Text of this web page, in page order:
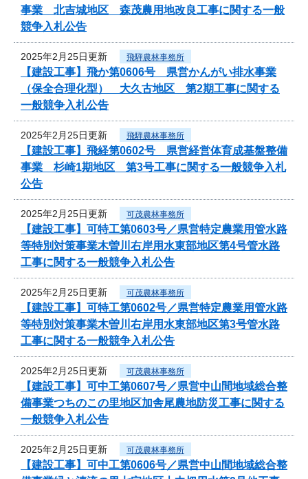
事業 北吉城地区 森茂農用地改良工事に関する一般
競争入札公告
2025年2月25日更新 飛騨農林事務所
【建設工事】飛か第0606号 県営かんがい排水事業
（保全合理化型） 大久古地区 第2期工事に関する
一般競争入札公告
2025年2月25日更新 飛騨農林事務所
【建設工事】飛経第0602号 県営経営体育成基盤整備
事業 杉崎1期地区 第3号工事に関する一般競争入札
公告
2025年2月25日更新 可茂農林事務所
【建設工事】可特工第0603号／県営特定農業用管水路
等特別対策事業木曽川右岸用水東部地区第4号管水路
工事に関する一般競争入札公告
2025年2月25日更新 可茂農林事務所
【建設工事】可特工第0602号／県営特定農業用管水路
等特別対策事業木曽川右岸用水東部地区第3号管水路
工事に関する一般競争入札公告
2025年2月25日更新 可茂農林事務所
【建設工事】可中工第0607号／県営中山間地域総合整
備事業つちのこの里地区加舎尾農地防災工事に関する
一般競争入札公告
2025年2月25日更新 可茂農林事務所
【建設工事】可中工第0606号／県営中山間地域総合整